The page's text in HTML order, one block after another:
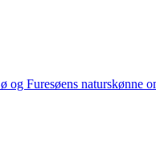
og Furesøens naturskønne